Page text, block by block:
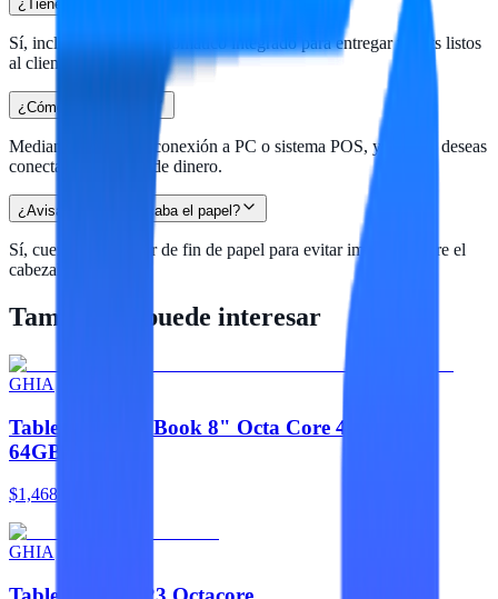
¿Tiene autocortador?
Sí, incluye cortador automático integrado para entregar tickets listos
al cliente.
¿Cómo se conecta?
Mediante USB para conexión a PC o sistema POS, y RJ11 si deseas
conectar una gaveta de dinero.
¿Avisa cuando se acaba el papel?
Sí, cuenta con sensor de fin de papel para evitar imprimir sobre el
cabezal sin material.
También te puede interesar
GHIA
Tablet Ghia A8 Book 8" Octa Core 4GB RAM
64GB ROM
$1,468
GHIA